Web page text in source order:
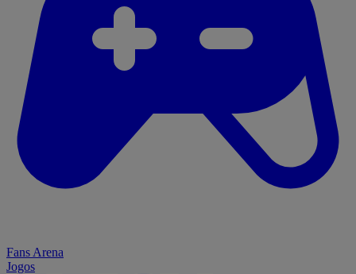
Fans Arena
Jogos